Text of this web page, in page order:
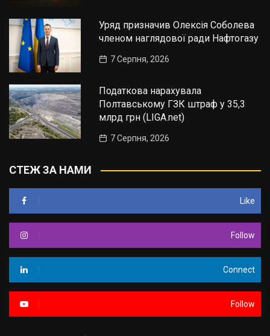
Уряд призначив Олексія Соболева
членом наглядової ради Нафтогазу
7 Серпня, 2026
Податкова нарахувала
Полтавському ГЗК штраф у 35,3
млрд грн (LIGA.net)
7 Серпня, 2026
СТЕЖ ЗА НАМИ
Like
Follow
Connect
Follow